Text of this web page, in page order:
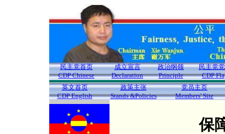
民主党首页
CDP Chinese
成立宣言
Declaration
政治纲领
Principle
民主党
CDP
英文首页
CDP English
政策主张
Stands &Policies
党员主页
Members' Site
保